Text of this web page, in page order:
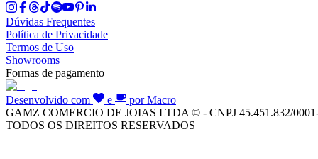
Dúvidas Frequentes
Política de Privacidade
Termos de Uso
Showrooms
Formas de pagamento
Desenvolvido com e
por Macro
GAMZ COMERCIO DE JOIAS LTDA © - CNPJ 45.451.832/
TODOS OS DIREITOS RESERVADOS